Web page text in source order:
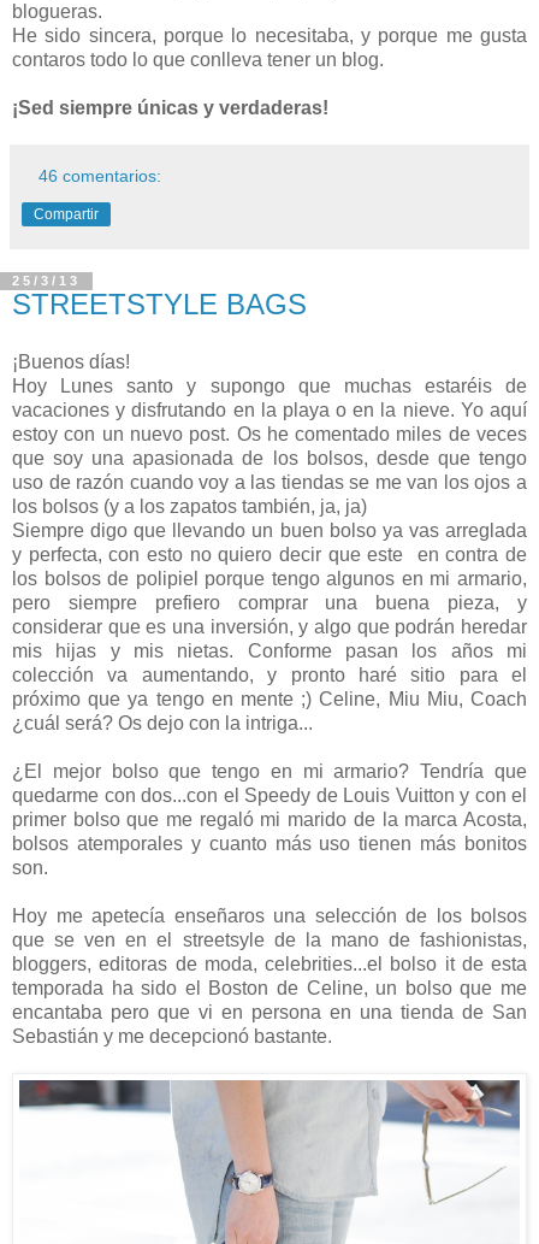
blogueras.
He sido sincera, porque lo necesitaba, y porque me gusta
contaros todo lo que conlleva tener un blog.
¡Sed siempre únicas y verdaderas!
46 comentarios:
Compartir
25/3/13
STREETSTYLE BAGS
¡Buenos días!
Hoy Lunes santo y supongo que muchas estaréis de
vacaciones y disfrutando en la playa o en la nieve. Yo aquí
estoy con un nuevo post. Os he comentado miles de veces
que soy una apasionada de los bolsos, desde que tengo
uso de razón cuando voy a las tiendas se me van los ojos a
los bolsos (y a los zapatos también, ja, ja)
Siempre digo que llevando un buen bolso ya vas arreglada
y perfecta, con esto no quiero decir que este en contra de
los bolsos de polipiel porque tengo algunos en mi armario,
pero siempre prefiero comprar una buena pieza, y
considerar que es una inversión, y algo que podrán heredar
mis hijas y mis nietas. Conforme pasan los años mi
colección va aumentando, y pronto haré sitio para el
próximo que ya tengo en mente ;) Celine, Miu Miu, Coach
¿cuál será? Os dejo con la intriga...
¿El mejor bolso que tengo en mi armario? Tendría que
quedarme con dos...con el Speedy de Louis Vuitton y con el
primer bolso que me regaló mi marido de la marca Acosta,
bolsos atemporales y cuanto más uso tienen más bonitos
son.
Hoy me apetecía enseñaros una selección de los bolsos
que se ven en el streetsyle de la mano de fashionistas,
bloggers, editoras de moda, celebrities...el bolso it de esta
temporada ha sido el Boston de Celine, un bolso que me
encantaba pero que vi en persona en una tienda de San
Sebastián y me decepcionó bastante.